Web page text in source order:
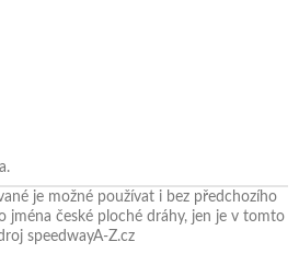
je možné používat i bez předchozího
jména české ploché dráhy, jen je v tomto
speedwayA-Z.cz